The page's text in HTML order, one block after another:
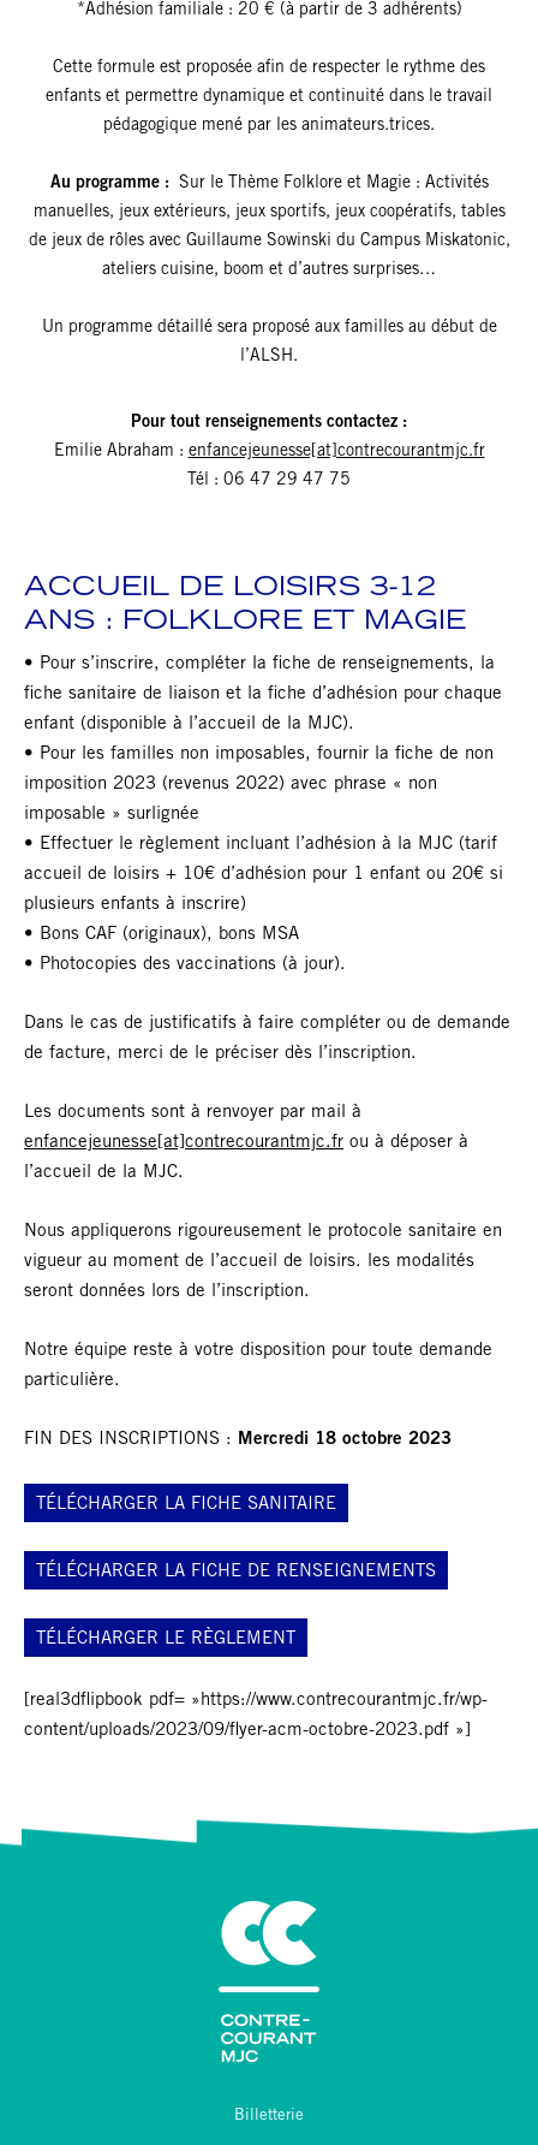
*Adhésion familiale : 20 € (à partir de 3 adhérents)
Cette formule est proposée afin de respecter le rythme des
enfants et permettre dynamique et continuité dans le travail
pédagogique mené par les animateurs.trices.
Au programme : Sur le Thème Folklore et Magie : Activités
manuelles, jeux extérieurs, jeux sportifs, jeux coopératifs, tables
de jeux de rôles avec Guillaume Sowinski du Campus Miskatonic,
ateliers cuisine, boom et d’autres surprises…
Un programme détaillé sera proposé aux familles au début de
l’ALSH.
Pour tout renseignements contactez :
Emilie Abraham : enfancejeunesse[at]contrecourantmjc.fr
Tél : 06 47 29 47 75
ACCUEIL DE LOISIRS 3-12
ANS : FOLKLORE ET MAGIE
• Pour s’inscrire, compléter la fiche de renseignements, la
fiche sanitaire de liaison et la fiche d’adhésion pour chaque
enfant (disponible à l’accueil de la MJC).
• Pour les familles non imposables, fournir la fiche de non
imposition 2023 (revenus 2022) avec phrase « non
imposable » surlignée
• Effectuer le règlement incluant l’adhésion à la MJC (tarif
accueil de loisirs + 10€ d’adhésion pour 1 enfant ou 20€ si
plusieurs enfants à inscrire)
• Bons CAF (originaux), bons MSA
• Photocopies des vaccinations (à jour).
Dans le cas de justificatifs à faire compléter ou de demande
de facture, merci de le préciser dès l’inscription.
Les documents sont à renvoyer par mail à
enfancejeunesse[at]contrecourantmjc.fr ou à déposer à
l’accueil de la MJC.
Nous appliquerons rigoureusement le protocole sanitaire en
vigueur au moment de l’accueil de loisirs. les modalités
seront données lors de l’inscription.
Notre équipe reste à votre disposition pour toute demande
particulière.
FIN DES INSCRIPTIONS : Mercredi 18 octobre 2023
TÉLÉCHARGER LA FICHE SANITAIRE
TÉLÉCHARGER LA FICHE DE RENSEIGNEMENTS
TÉLÉCHARGER LE RÈGLEMENT
[real3dflipbook pdf= »https://www.contrecourantmjc.fr/wp-
content/uploads/2023/09/flyer-acm-octobre-2023.pdf »]
Billetterie